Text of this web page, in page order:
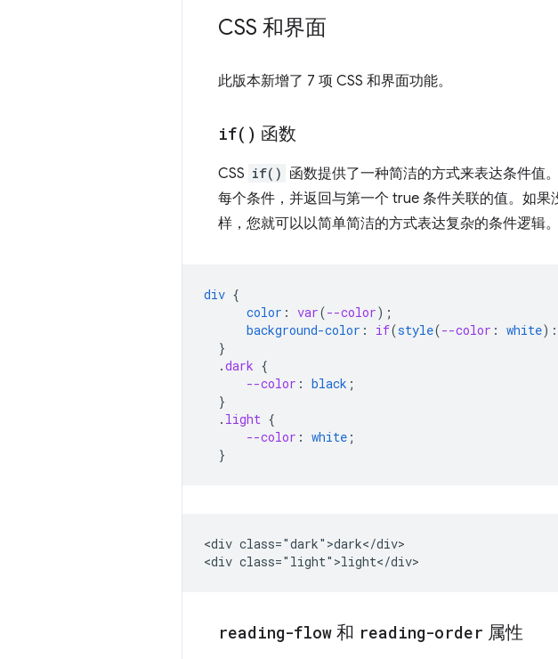
CSS 和界面
此版本新增了 7 项 CSS 和界面功能。
if( ) 函数
CSS if() 函数提供了一种简洁的方式来表达条件值
每个条件，并返回与第一个 true 条件关联的值。如
样，您就可以以简单简洁的方式表达复杂的条件逻辑。
div {
color : var(--color);
background-color : if(style(--color : white) :
}
.dark {
--color : black ;
}
. light {
--color : white ;
}
<div class="dark">dark</div>
reading-flow 和 reading-order 属性